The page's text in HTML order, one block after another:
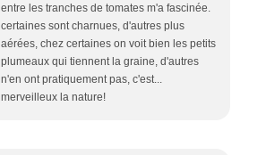
entre les tranches de tomates m'a fascinée.
certaines sont charnues, d'autres plus
aérées, chez certaines on voit bien les petits
plumeaux qui tiennent la graine, d'autres
n'en ont pratiquement pas, c'est...
merveilleux la nature!